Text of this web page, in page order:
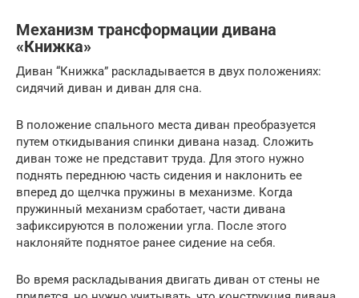
Механизм трансформации дивана
«Книжка»
Диван “Книжка” раскладывается в двух положениях:
сидячий диван и диван для сна.
В положение спального места диван преобразуется
путем откидывания спинки дивана назад. Сложить
диван тоже не представит труда. Для этого нужно
поднять переднюю часть сидения и наклонить ее
вперед до щелчка пружины в механизме. Когда
пружинный механизм сработает, части дивана
зафиксируются в положении угла. После этого
наклоняйте поднятое ранее сидение на себя.
Во время раскладывания двигать диван от стены не